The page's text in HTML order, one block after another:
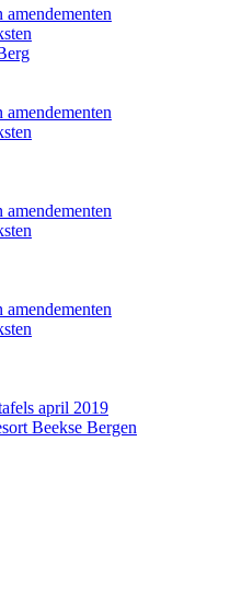
amendementen
amendementen
amendementen
amendementen
april 2019
Beekse Bergen